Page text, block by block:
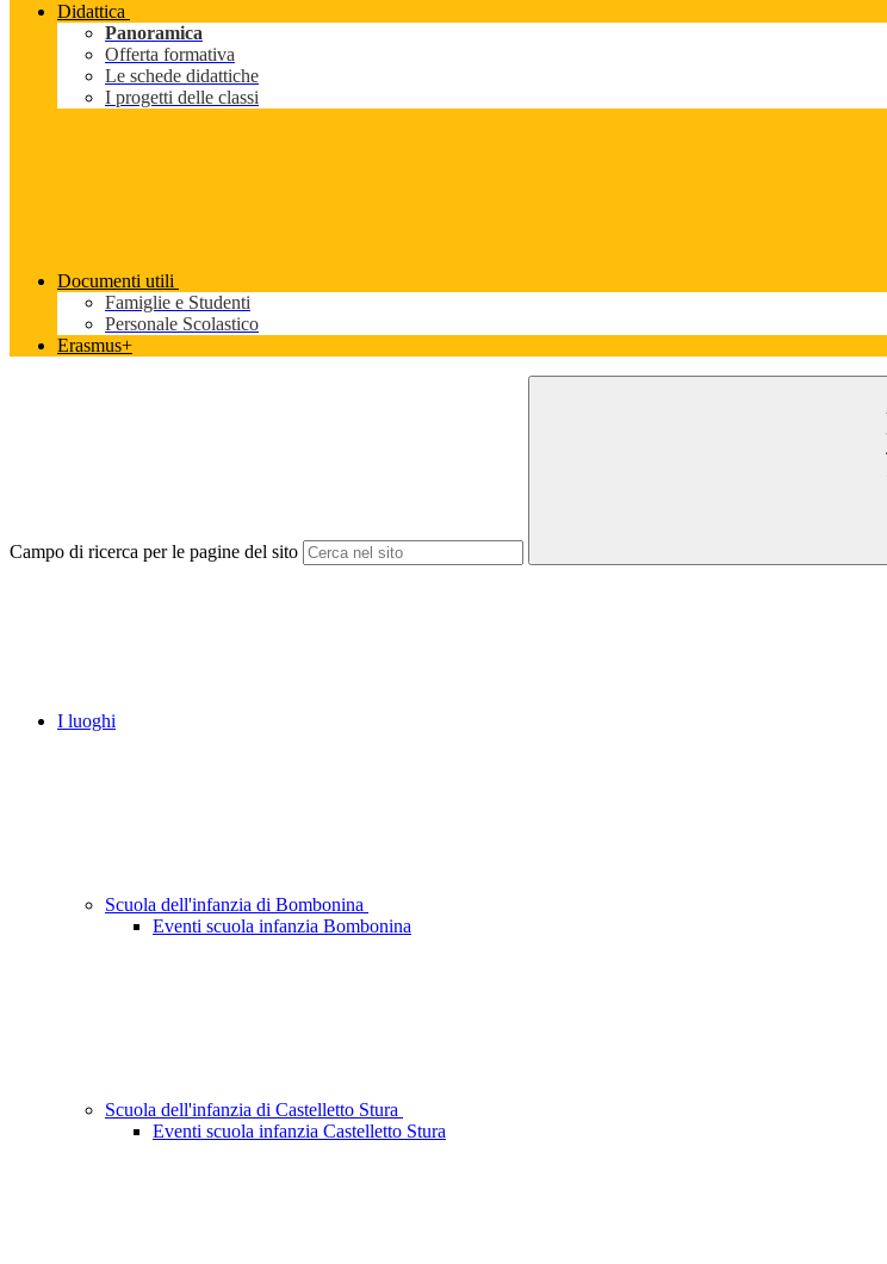
Didattica
Panoramica
Offerta formativa
Le schede didattiche
I progetti delle classi
Documenti utili
Famiglie e Studenti
Personale Scolastico
Erasmus+
Campo di ricerca per le pagine del sito
I luoghi
Scuola dell'infanzia di Bombonina
Eventi scuola infanzia Bombonina
Scuola dell'infanzia di Castelletto Stura
Eventi scuola infanzia Castelletto Stura